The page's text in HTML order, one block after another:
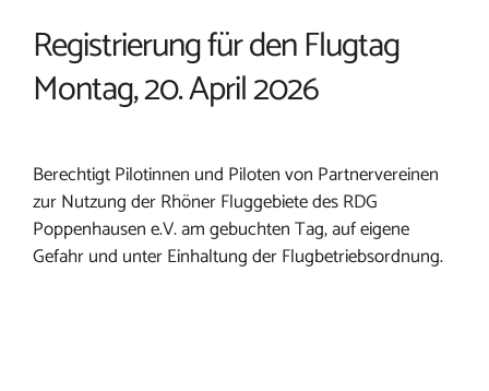
Registrierung für den Flugtag
Montag, 20. April 2026
Berechtigt Pilotinnen und Piloten von Partnervereinen
zur Nutzung der Rhöner Fluggebiete des RDG
Poppenhausen e.V. am gebuchten Tag, auf eigene
Gefahr und unter Einhaltung der Flugbetriebsordnung.